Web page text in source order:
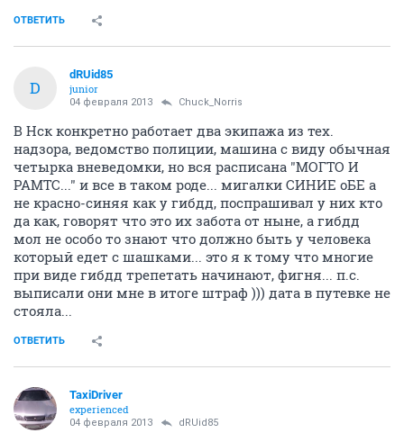
ОТВЕТИТЬ
D
dRUid85
junior
04 февраля 2013 Chuck_Norris
В Нск конкретно работает два экипажа из тех.
надзора, ведомство полиции, машина с виду обычная
четырка вневедомки, но вся расписана "МОГТО И
РАМТС..." и все в таком роде... мигалки СИНИЕ оБЕ а
не красно-синяя как у гибдд, поспрашивал у них кто
да как, говорят что это их забота от ныне, а гибдд
мол не особо то знают что должно быть у человека
который едет с шашками... это я к тому что многие
при виде гибдд трепетать начинают, фигня... п.с.
выписали они мне в итоге штраф ))) дата в путевке не
стояла...
ОТВЕТИТЬ
TaxiDriver
experienced
04 февраля 2013 dRUid85